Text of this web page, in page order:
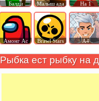
Балди Малыш ада На 1
Амонг Ас Brawl Stars А4
Рыбка ест рыбку на